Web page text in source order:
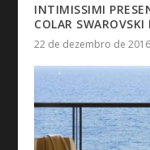
INTIMISSIMI
COLAR
22 de dezembro de 2016